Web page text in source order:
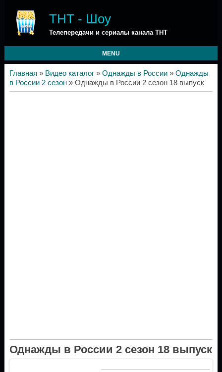
ТНТ - Шоу
Телепередачи и сериалы канала ТНТ
MENU
Главная » Видео каталог» Однажды в России» Однажды
в России 2 сезон» Однажды в России 2 сезон 18 выпуск
Однажды в России 2 сезон 18 выпуск